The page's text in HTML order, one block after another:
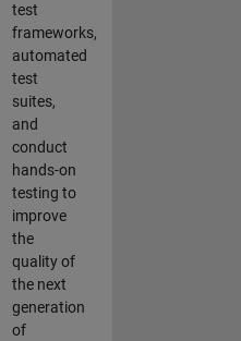
test
frameworks,
automated
test
suites,
and
conduct
hands-on
testing to
improve
the
quality of
the next
generation
of